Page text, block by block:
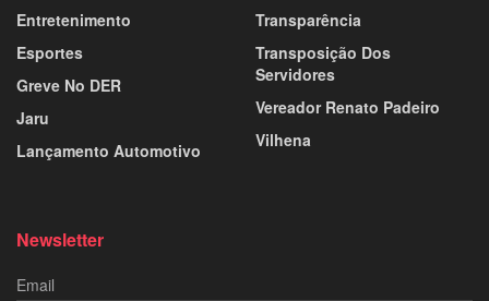
Entretenimento
Esportes
Greve No DER
Jaru
Lançamento Automotivo
Transparência
Transposição Dos
Servidores
Vereador Renato Padeiro
Vilhena
Newsletter
Email